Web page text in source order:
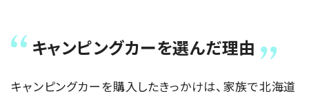
キャンピングカーを選んだ理由
キャンピングカーを購入したきっかけは、家族で北海道